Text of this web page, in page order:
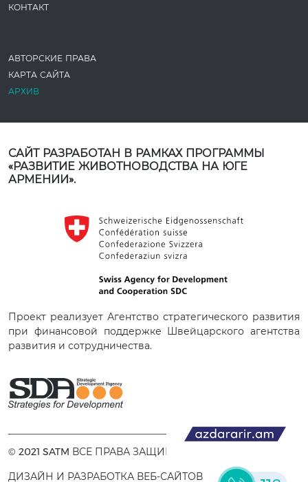
КОНТАКТ
АВТОРСКИЕ ПРАВА
КАРТА САЙТА
АРХИВ
САЙТ РАЗРАБОТАН В РАМКАХ ПРОГРАММЫ
«РАЗВИТИЕ ЖИВОТНОВОДСТВА НА ЮГЕ
АРМЕНИИ».
Проект реализует Агентство стратегического развития
при финансовой поддержке Швейцарского агентства
развития и сотрудничества.
© 2021 SATM ВСЕ ПРАВА ЗАЩИЩЕНЫ.
ДИЗАЙН И РАЗРАБОТКА ВЕБ-САЙТОВ